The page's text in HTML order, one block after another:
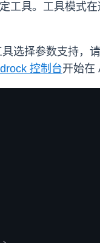
工具。工具模式
选择参数支持，
控制台开始在